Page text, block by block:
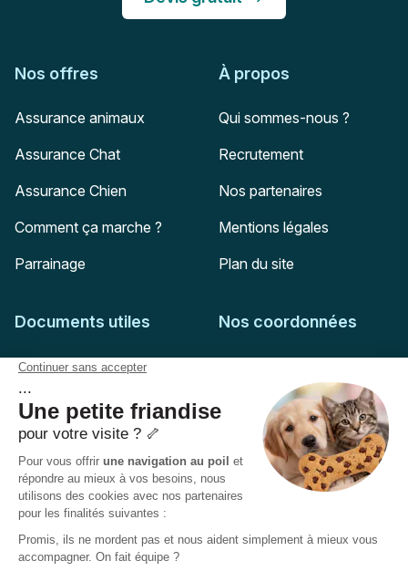
Nos offres
Assurance animaux
Assurance Chat
Assurance Chien
Comment ça marche ?
Parrainage
À propos
Qui sommes-nous ?
Recrutement
Nos partenaires
Mentions légales
Plan du site
Documents utiles
Feuille de soins
Conditions générales
Politique de confidentialité
Politique des Cookies
Accessibilité :
Partiellement conforme
Nos coordonnées
51-55 rue Hoche
94767
Ivry-sur-Seine
Pas encore client ?
Mail :
adhesion@assuropoil.com
Tel :
01 77 94 89 02